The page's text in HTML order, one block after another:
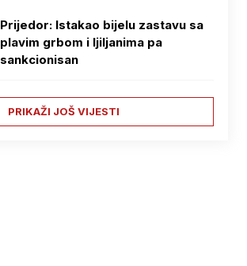
Prijedor: Istakao bijelu zastavu sa
plavim grbom i ljiljanima pa
sankcionisan
PRIKAŽI JOŠ VIJESTI